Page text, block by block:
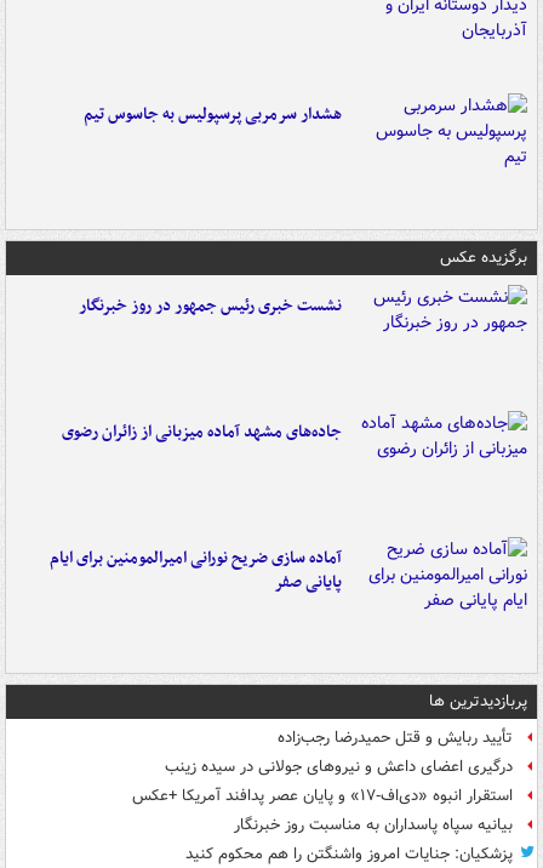
هشدار سرمربی پرسپولیس به جاسوس تیم
برگزیده عکس
نشست خبری رئیس جمهور در روز خبرنگار
جاده‌های مشهد آماده میزبانی از زائران رضوی
آماده سازی ضریح نورانی امیرالمومنین برای ایام
پایانی صفر
پربازدیدترین ها
تأیید ربایش و قتل حمیدرضا رجب‌زاده
درگیری اعضای داعش و نیروهای جولانی در سیده زینب
استقرار انبوه «دی‌اف‑۱۷» و پایان عصر پدافند آمریکا +عکس
بیانیه سپاه پاسداران به مناسبت روز خبرنگار
پزشکیان: جنایات امروز واشنگتن را هم محکوم کنید